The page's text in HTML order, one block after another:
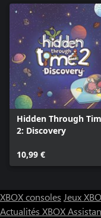
Hidden Through
2: Discovery
10,99 €
XBOX consoles Jeux
Actualités XBOX